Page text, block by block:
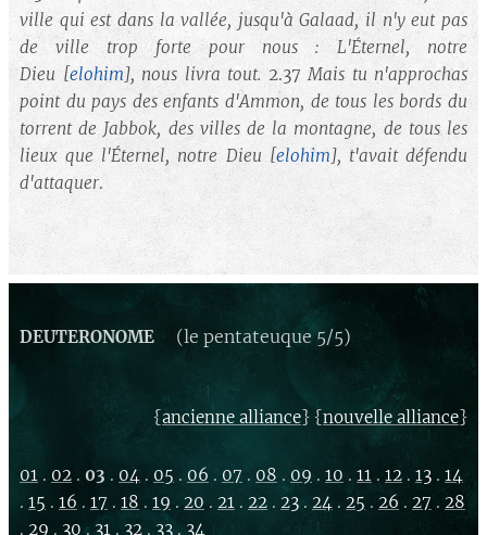
ville qui est dans la vallée, jusqu'à Galaad, il n'y eut pas
de ville trop forte pour nous : L'Éternel, notre
Dieu [elohim], nous livra tout. 2.37 Mais tu n'approchas
point du pays des enfants d'Ammon, de tous les bords du
torrent de Jabbok, des villes de la montagne, de tous les
lieux que l'Éternel, notre Dieu [elohim], t'avait défendu
d'attaquer.
DEUTERONOME (le pentateuque 5/5)
{ancienne alliance} {nouvelle alliance}
01 . 02 . 03 . 04 . 05 . 06 . 07 . 08 . 09 . 10 . 11 . 12 . 13 . 14
. 15 . 16 . 17 . 18 . 19 . 20 . 21 . 22 . 23 . 24 . 25 . 26 . 27 . 28
. 29 . 30 . 31 . 32 . 33 . 34